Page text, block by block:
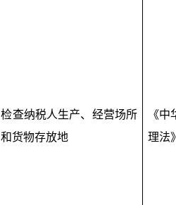
检查纳税人生产、经营场所
和货物存放地
《
理法